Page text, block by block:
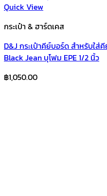
Quick View
กระเป๋า & ฮาร์ดเคส
D&J กระเป๋าคีย์บอร์ด สำหรับใส่
Black Jean บุโฟม EPE 1/2 นิ้ว
฿1,050.00